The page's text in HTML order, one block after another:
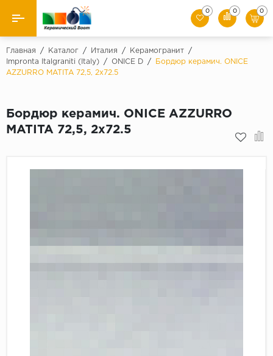
Назад
Производители
Керамогранит
0 0 0
Главная / Каталог / Италия / Керамогранит
/
Impronta Italgraniti (Italy)
/ ONICE D /
Бордюр керамич. ONICE
AZZURRO MATITA 72,5, 2x72.5
Бордюр керамич. ONICE AZZURRO
MATITA 72,5, 2x72.5